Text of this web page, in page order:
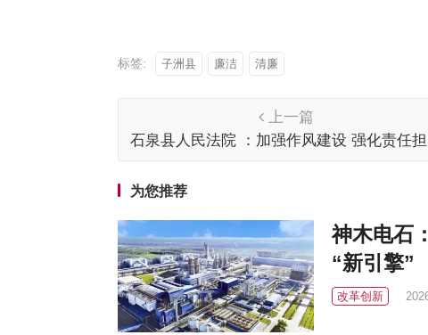
标签: 子洲县 廉洁 清廉
上一篇
石泉县人民法院 ：加强作风建设 强化责任
为您推荐
神木电石
“新引擎”
改革创新